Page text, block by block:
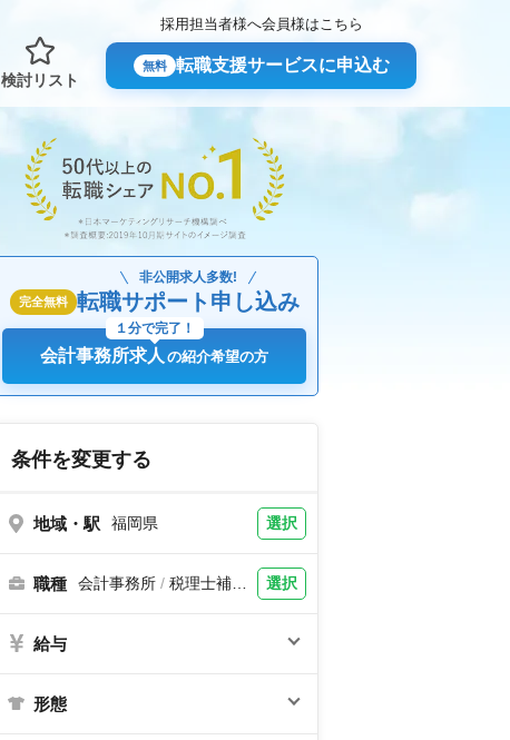
検討リスト
採用担当者様へ会員様はこちら
無料 転職支援サービスに申込む
完全無料
非公開求人多数!
転職サポート申し込み
会計事務所求人 の紹介希望の方
１分で完了！
条件を変更する
地域・駅 福岡県 選択
職種 会計事務所/ 税理士補
選択
給与
形態